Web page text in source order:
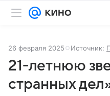
26 февраля 2025 Источник:
21-летнюю
странных